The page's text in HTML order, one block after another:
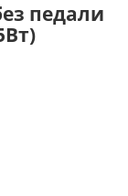
педали